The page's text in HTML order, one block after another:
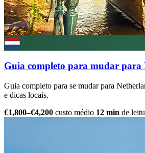
Guia completo para mudar para
Guia completo para se mudar para
e dicas locais.
€1,800–€4,200 custo médio 12 min de